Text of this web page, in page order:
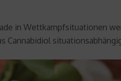
in Wettkampfsituationen
Cannabidiol